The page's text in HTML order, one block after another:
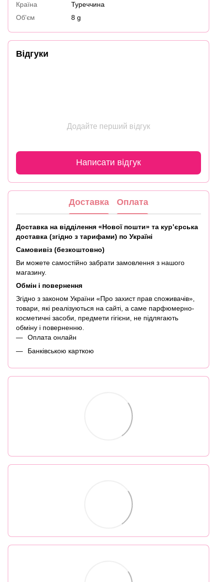
Країна
Туреччина
Об'єм
8 g
Відгуки
Додайте перший відгук
Написати відгук
Доставка Оплата
Доставка на відділення «Нової пошти» та кур’єрська
доставка (згідно з тарифами) по Україні
Самовивіз (безкоштовно)
Ви можете самостійно забрати замовлення з нашого
магазину.
Обмін і повернення
Згідно з законом України «Про захист прав споживачів»,
товари, які реалізуються на сайті, а саме парфюмерно-
косметичні засоби, предмети гігієни, не підлягають
обміну і поверненню.
Оплата онлайн
Банківською карткою